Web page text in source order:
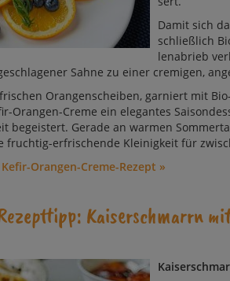
Da­mit sich
schließ­lich
len­ab­rieb
Sah­ne zu ei­ner cre­mi­gen,
Oran­gen­schei­ben, gar­niert mit
Oran­gen-Cre­me ein ele­gan­tes
be­geis­tert. Ge­ra­de an war­men
fruch­tig-er­fri­schen­de Klei­nig­keit für
Orangen-Creme-Rezept »
Kaiserschmarrn